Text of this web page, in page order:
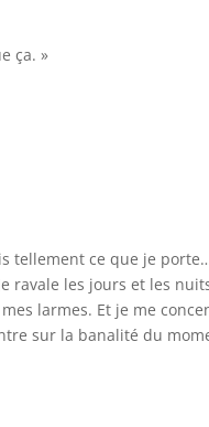
ça. »
tellement ce que je
ravale les jours et les
larmes. Et je me
sur la banalité du